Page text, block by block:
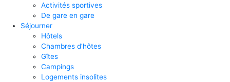
Activités sportives
De gare en gare
Séjourner
Hôtels
Chambres d’hôtes
Gîtes
Campings
Logements insolites